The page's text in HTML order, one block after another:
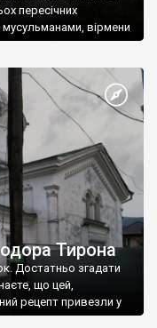
пересічних
мусульманами, вірмени
Тирона
Достатньо згадати
що цей,
рецепт привезли у